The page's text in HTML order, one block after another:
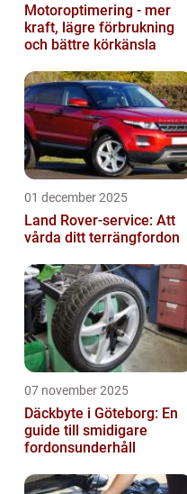
Motoroptimering - mer
kraft, lägre förbrukning
och bättre körkänsla
01 december 2025
Land Rover-service: Att
vårda ditt terrängfordon
07 november 2025
Däckbyte i Göteborg: En
guide till smidigare
fordonsunderhåll